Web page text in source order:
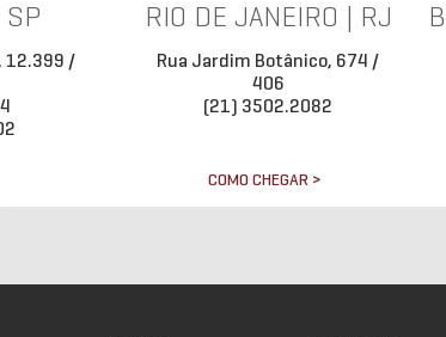
SP
12.399 /
RIO DE JANEIRO | RJ
Rua Jardim Botânico, 674 /
406
(21) 3502.2082
COMO CHEGAR >